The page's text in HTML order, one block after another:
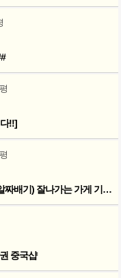
!!]
### 부천 역세권 &먹자상권(알짜배기) 잘나가는 가게 기회입니다 ###
중국샵